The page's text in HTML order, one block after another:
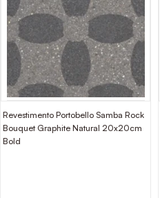
Revestimento Portobello Samba Rock
Bouquet Graphite Natural 20x20cm
Bold